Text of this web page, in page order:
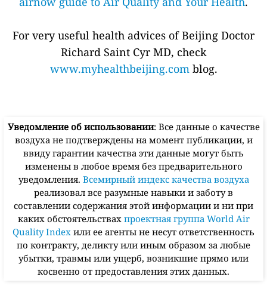
For very useful health advices of Beijing Doctor
Richard Saint Cyr MD, check
www.myhealthbeijing.com blog.
Уведомление об использовании: Все данные о качестве
воздуха не подтверждены на момент публикации, и
ввиду гарантии качества эти данные могут быть
изменены в любое время без предварительного
уведомления. Всемирный индекс качества воздуха
реализовал все разумные навыки и заботу в
составлении содержания этой информации и ни при
каких обстоятельствах проектная группа World Air
Quality Index или ее агенты не несут ответственность
по контракту, деликту или иным образом за любые
убытки, травмы или ущерб, возникшие прямо или
косвенно от предоставления этих данных.